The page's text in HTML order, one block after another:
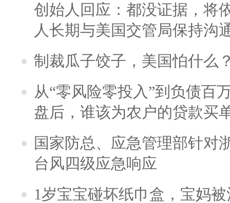
创始人回应：都没证据，将
人长期与美国交管局保持沟
制裁瓜子饺子，美国怕什么
从“零风险零投入”到负债百
盘后，谁该为农户的贷款买
国家防总、应急管理部针对
台风四级应急响应
1岁宝宝碰坏纸巾盒，宝妈